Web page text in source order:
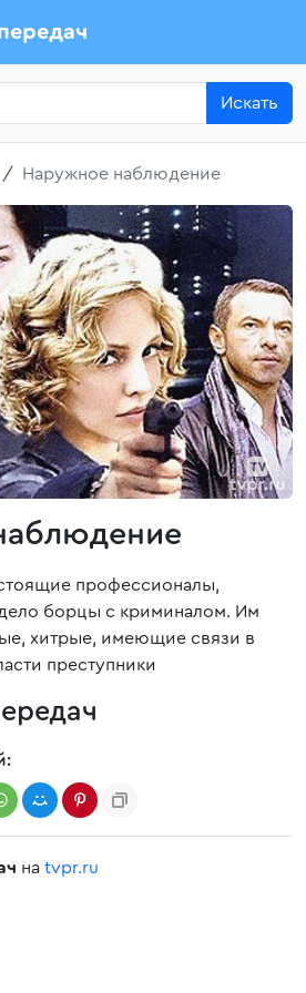
Искать
Наружное наблюдение
профессионалы,
борцы с криминалом. Им
хитрые, имеющие связи в
преступники
на tvpr.ru